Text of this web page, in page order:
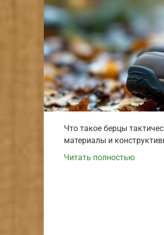
Что такое берцы
материалы и
Читать полностью